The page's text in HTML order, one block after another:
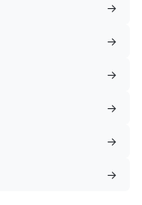
→
→
→
→
→
→